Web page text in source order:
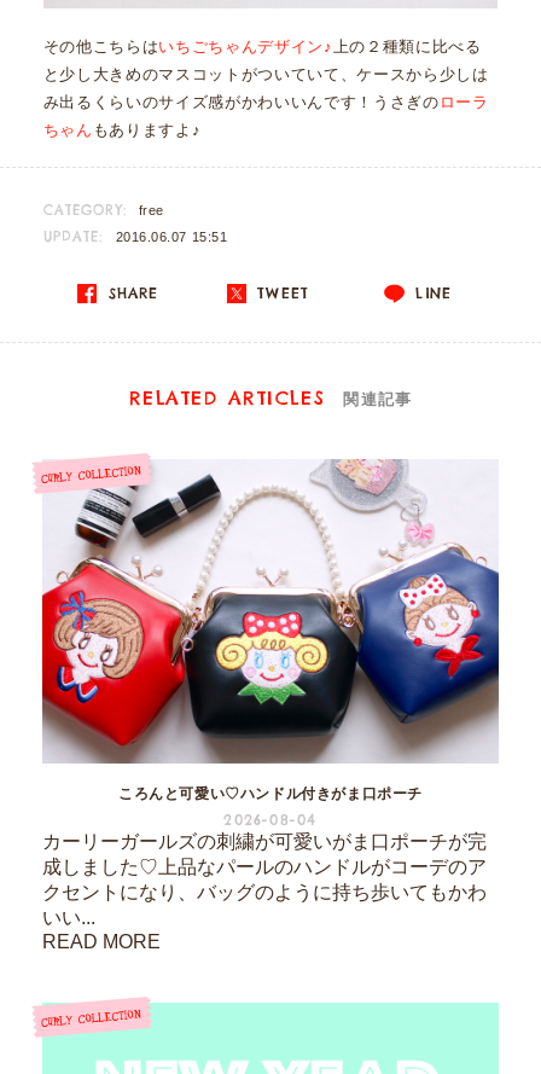
その他こちらはいちごちゃんデザイン♪ 上の２種類に比べる
と少し大きめのマスコットがついていて、ケースから少しは
み出るくらいのサイズ感がかわいいんです！うさぎの ローラ
ちゃん もありますよ♪
CATEGORY: free
UPDATE: 2016.06.07 15:51
SHARE TWEET LINE
RELATED ARTICLES 関連記事
ころんと可愛い♡ハンドル付きがま口ポーチ
2026-08-04
カーリーガールズの刺繍が可愛いがま口ポーチが完
成しました♡上品なパールのハンドルがコーデのア
クセントになり、バッグのように持ち歩いてもかわ
いい...
READ MORE